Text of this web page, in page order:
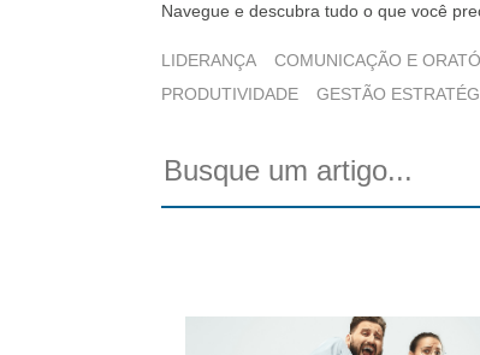
Navegue e descubra tudo o que você
LIDERANÇA COMUNICAÇÃO E
PRODUTIVIDADE
GESTÃO